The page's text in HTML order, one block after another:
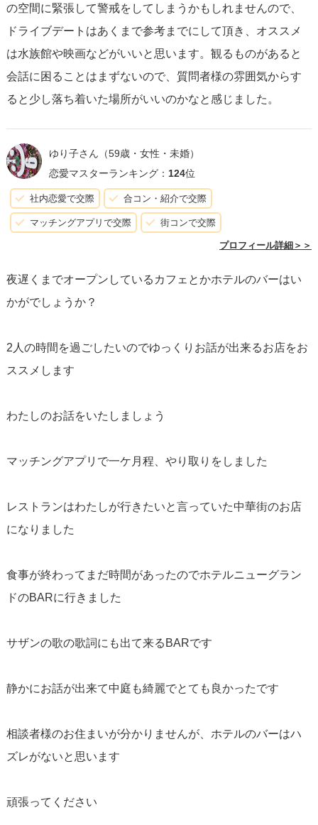
が、まずは相手がリラックスし、次のデートにも繋がるよ
うな場所を選ぶよう心がけましょう。
の空間に緊張して警戒をしてしまうかもしれませんので、
ドライブデートはあくまで参考までにして頂き、オススメ
は水族館や映画などがいいと思います。観るものがあると
会話に困ることはまずないので、質問者様の雰囲気からす
ると少し落ち着いた場所がいいのかなと感じました。
ゆり子さん （59歳・女性・未婚）
恋愛マスターランキング： 124位
社内恋愛で交際 合コン・紹介で交際
マッチングアプリで交際 街コンで交際
プロフィール詳細＞＞
夜遅くまでオープンしているカフェとかホテルのバーはい
かがでしょうか？
2人の時間を過ごしたいのでゆっくりお話が出来るお店をお
ススメします
わたしのお話をいたしましょう
マッチングアプリで一ケ月程、やり取りをしました
レストランはわたしが行きたいと言っていた中華街のお店
になりました
食事が終わってまだ時間があったのでホテルニューグラン
ドのBARに行きました
サザンの歌の歌詞にも出て来るBARです
静かにお話が出来て中庭も綺麗でとても良かったです
相談者様のお住まいが分かりませんが、ホテルのバーはハ
ズレがないと思います
頑張ってください